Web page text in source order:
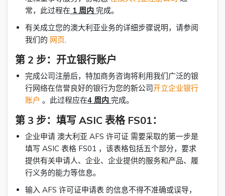
常，此过程在 1 周内 完成。
有关成立您的澳大利亚业务的详细步骤说明，请参阅
我们的 网页.
第 2 步：开立银行账户
完成公司注册后，特加商务咨询将利用我们广泛的银
行网络在信誉良好的银行为您的新公司开立企业银行
账户 。此过程应在4 周内 完成。
第 3 步：填写 ASIC 表格 FS01：
企业申请 澳大利亚 AFS 许可证 需要采取的第一步是
填写 ASIC 表格 FS01 ，该表格包括五个部分，要求
提供有关申请人、企业、企业提供的服务和产品、履
行义务的能力等信息。
输入 AFS 许可证申请表 的信息不得不准确或误导，